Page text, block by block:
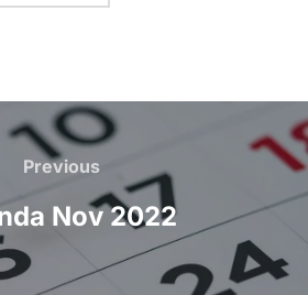
Previous
Previous
Nov 2022